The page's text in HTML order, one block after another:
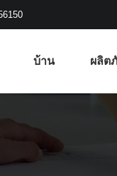
บ้าน ผลิต